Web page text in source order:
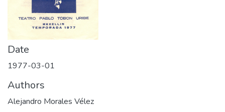
Date
1977-03-01
Authors
Alejandro Morales Vélez